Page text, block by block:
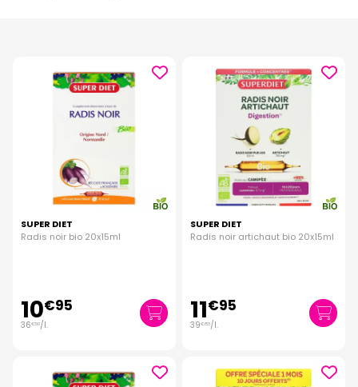
SUPER DIET
Radis noir bio 20x15ml
10€95
36€50/l.
SUPER DIET
Radis noir artichaut bio 20x15ml
11€95
39€83/l.